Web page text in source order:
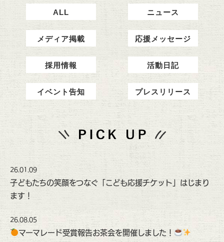
ALL ニュース
メディア掲載 応援メッセージ
採用情報 活動日記
イベント告知 プレスリリース
26.01.09
子どもたちの笑顔をつなぐ「こども応援チケット」はじまり
ます！
26.08.05
マーマレード受賞報告お茶会を開催しました！